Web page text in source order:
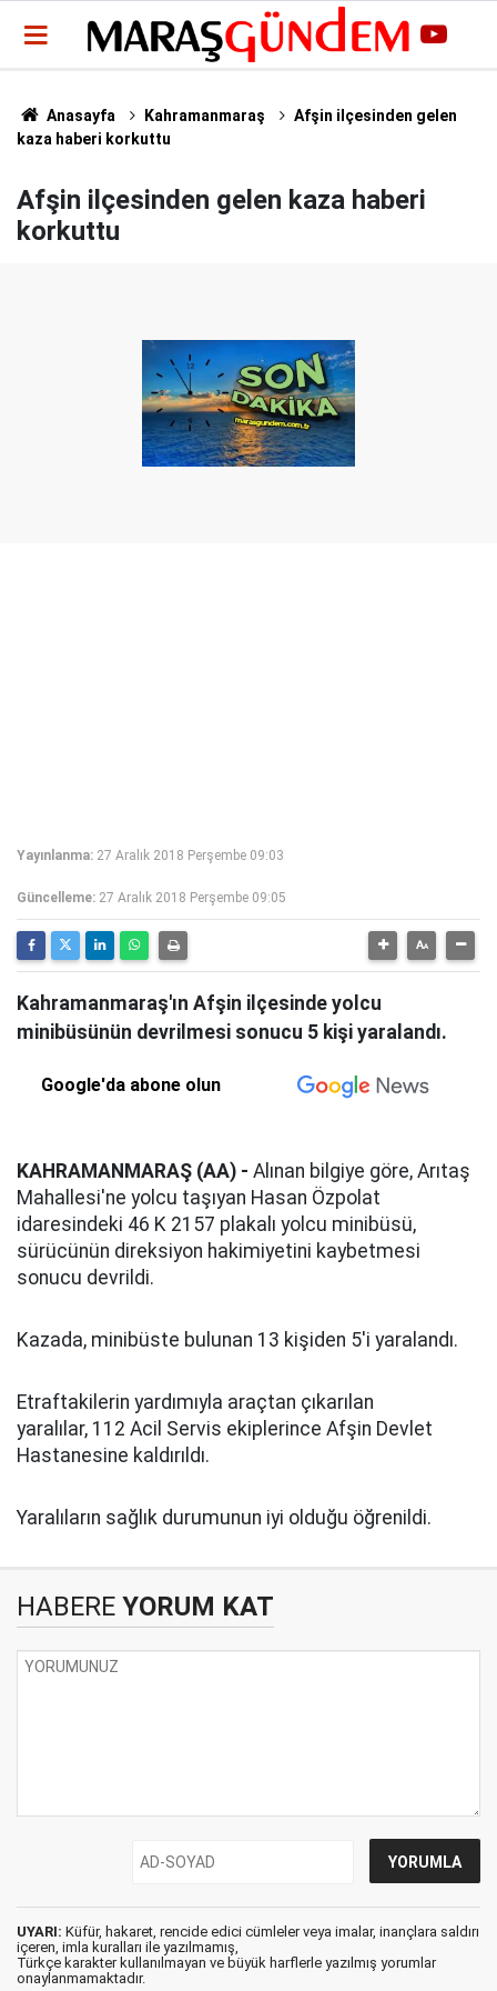
Anasayfa Kahramanmaraş
Afşin ilçesinden gelen
kaza haberi korkuttu
Afşin ilçesinden gelen kaza haberi
korkuttu
Yayınlanma: 27 Aralık 2018 Perşembe 09:03
Güncelleme: 27 Aralık 2018 Perşembe 09:05
Kahramanmaraş'ın Afşin ilçesinde yolcu
minibüsünün devrilmesi sonucu 5 kişi yaralandı.
Google'da abone olun
KAHRAMANMARAŞ (AA) - Alınan bilgiye göre, Arıtaş
Mahallesi'ne yolcu taşıyan Hasan Özpolat
idaresindeki 46 K 2157 plakalı yolcu minibüsü,
sürücünün direksiyon hakimiyetini kaybetmesi
sonucu devrildi.
Kazada, minibüste bulunan 13 kişiden 5'i yaralandı.
Etraftakilerin yardımıyla araçtan çıkarılan
yaralılar, 112 Acil Servis ekiplerince Afşin Devlet
Hastanesine kaldırıldı.
Yaralıların sağlık durumunun iyi olduğu öğrenildi.
HABERE YORUM KAT
UYARI: Küfür, hakaret, rencide edici cümleler veya imalar, inançlara saldırı
içeren, imla kuralları ile yazılmamış,
Türkçe karakter kullanılmayan ve büyük harflerle yazılmış yorumlar
onaylanmamaktadır.